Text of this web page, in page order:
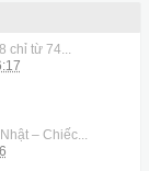
chỉ từ 74...
– Chiếc...